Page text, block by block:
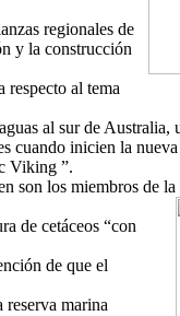
regionales de
y la construcción
respecto al tema
al sur de
inicien la
Viking ”.
son los miembros de
de cetáceos “con
de que el
marina